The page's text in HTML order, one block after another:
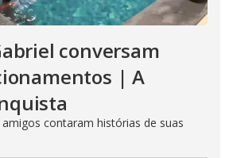
conversam
| A
contaram histórias de suas